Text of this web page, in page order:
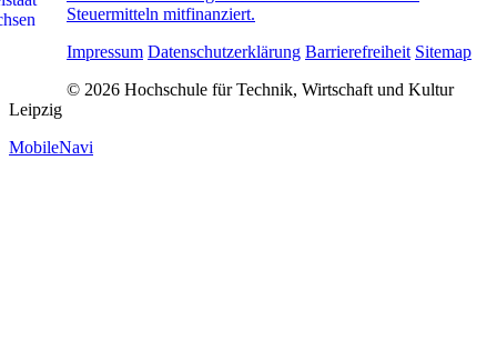
Steuermitteln mitfinanziert.
Impressum Datenschutzerklärung Barrierefreiheit Sitemap
© 2026 Hochschule für Technik, Wirtschaft und Kultur
Leipzig
MobileNavi